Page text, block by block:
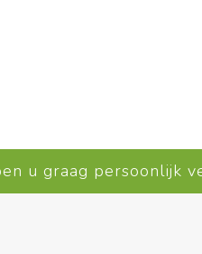
u graag persoonlijk